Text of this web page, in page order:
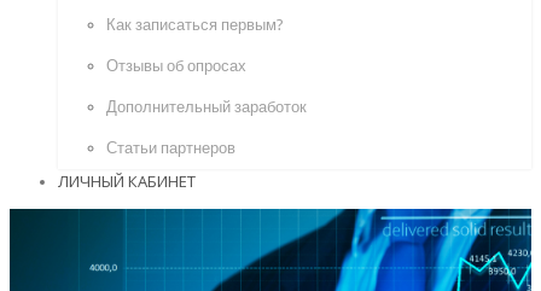
Как записаться первым?
Отзывы об опросах
Дополнительный заработок
Статьи партнеров
ЛИЧНЫЙ КАБИНЕТ